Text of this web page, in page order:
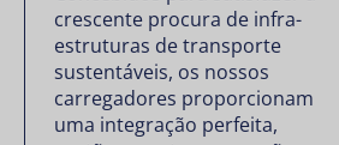
crescente procura de infra-
estruturas de transporte
sustentáveis, os nossos
carregadores proporcionam
uma integração perfeita,